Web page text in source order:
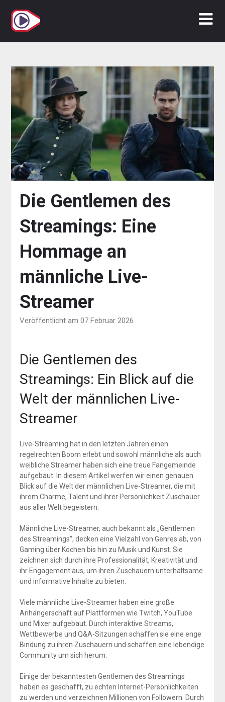
Inhalt
springen
Die Gentlemen des
Streamings: Eine
Hommage an
männliche Live-
Streamer
Veröffentlicht am 07 Februar 2026
Die Gentlemen des
Streamings: Ein Blick auf die
Welt der männlichen Live-
Streamer
Live-Streaming hat in den letzten Jahren einen
regelrechten Boom erlebt und sowohl männliche als auch
weibliche Streamer haben sich eine treue Fangemeinde
aufgebaut. In diesem Artikel werfen wir einen genauen
Blick auf die Welt der männlichen Live-Streamer, die mit
ihrem Charme, Talent und ihrer Persönlichkeit Zuschauer
aus aller Welt begeistern.
Männliche Live-Streamer, auch bekannt als „Gentlemen
des Streamings“, decken eine Vielzahl von Genres ab, von
Gaming über Kochen bis hin zu Musik und Kunst. Sie
zeichnen sich durch ihre Professionalität, Kreativität und
ihr Engagement aus, um ihren Zuschauern unterhaltsame
und informative Inhalte zu bieten.
Viele männliche Live-Streamer haben eine große
Anhängerschaft auf Plattformen wie Twitch, YouTube
und Mixer aufgebaut. Durch interaktive Streams,
Wettbewerbe und Q&A-Sitzungen schaffen sie eine enge
Bindung zu ihren Zuschauern und schaffen eine lebendige
Community um sich herum.
Einige der bekanntesten Gentlemen des Streamings
haben es geschafft, zu echten Internet-Persönlichkeiten
zu werden und verzeichnen Millionen von Followern. Durch